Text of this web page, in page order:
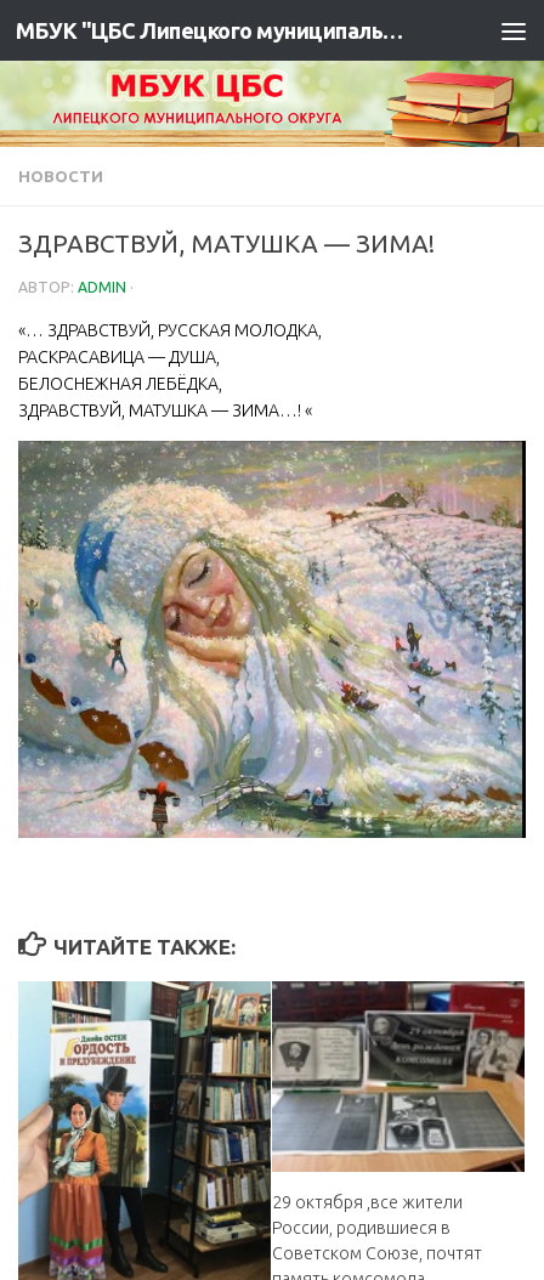
МБУК "ЦБС Липецкого муниципального района"
НОВОСТИ
ЗДРАВСТВУЙ, МАТУШКА — ЗИМА!
АВТОР: ADMIN ·
«… ЗДРАВСТВУЙ, РУССКАЯ МОЛОДКА,
РАСКРАСАВИЦА — ДУША,
БЕЛОСНЕЖНАЯ ЛЕБЁДКА,
ЗДРАВСТВУЙ, МАТУШКА — ЗИМА…! «
ЧИТАЙТЕ ТАКЖЕ:
29 октября ,все жители
России, родившиеся в
Советском Союзе, почтят